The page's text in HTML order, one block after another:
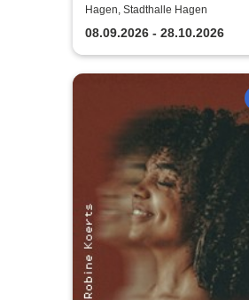
Flamencomanía Tour
Deutschlands größte
Flamenco-Tournee
Hagen, Stadthalle Hagen
08.09.2026 - 28.10.2026